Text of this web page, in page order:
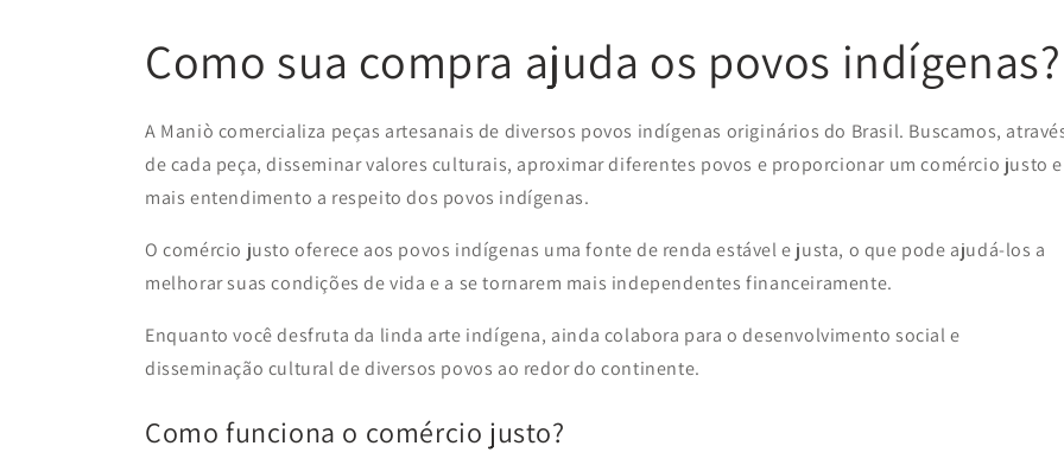
Como sua compra ajuda os povos indígenas?
A Maniò comercializa peças artesanais de diversos povos indígenas originários do Brasil. Buscamos,
de cada peça, disseminar valores culturais, aproximar diferentes povos e proporcionar um comércio justo e
mais entendimento a respeito dos povos indígenas.
O comércio justo oferece aos povos indígenas uma fonte de renda estável e justa, o que pode ajudá-los a
melhorar suas condições de vida e a se tornarem mais independentes financeiramente.
Enquanto você desfruta da linda arte indígena, ainda colabora para o desenvolvimento social e
disseminação cultural de diversos povos ao redor do continente.
Como funciona o comércio justo?